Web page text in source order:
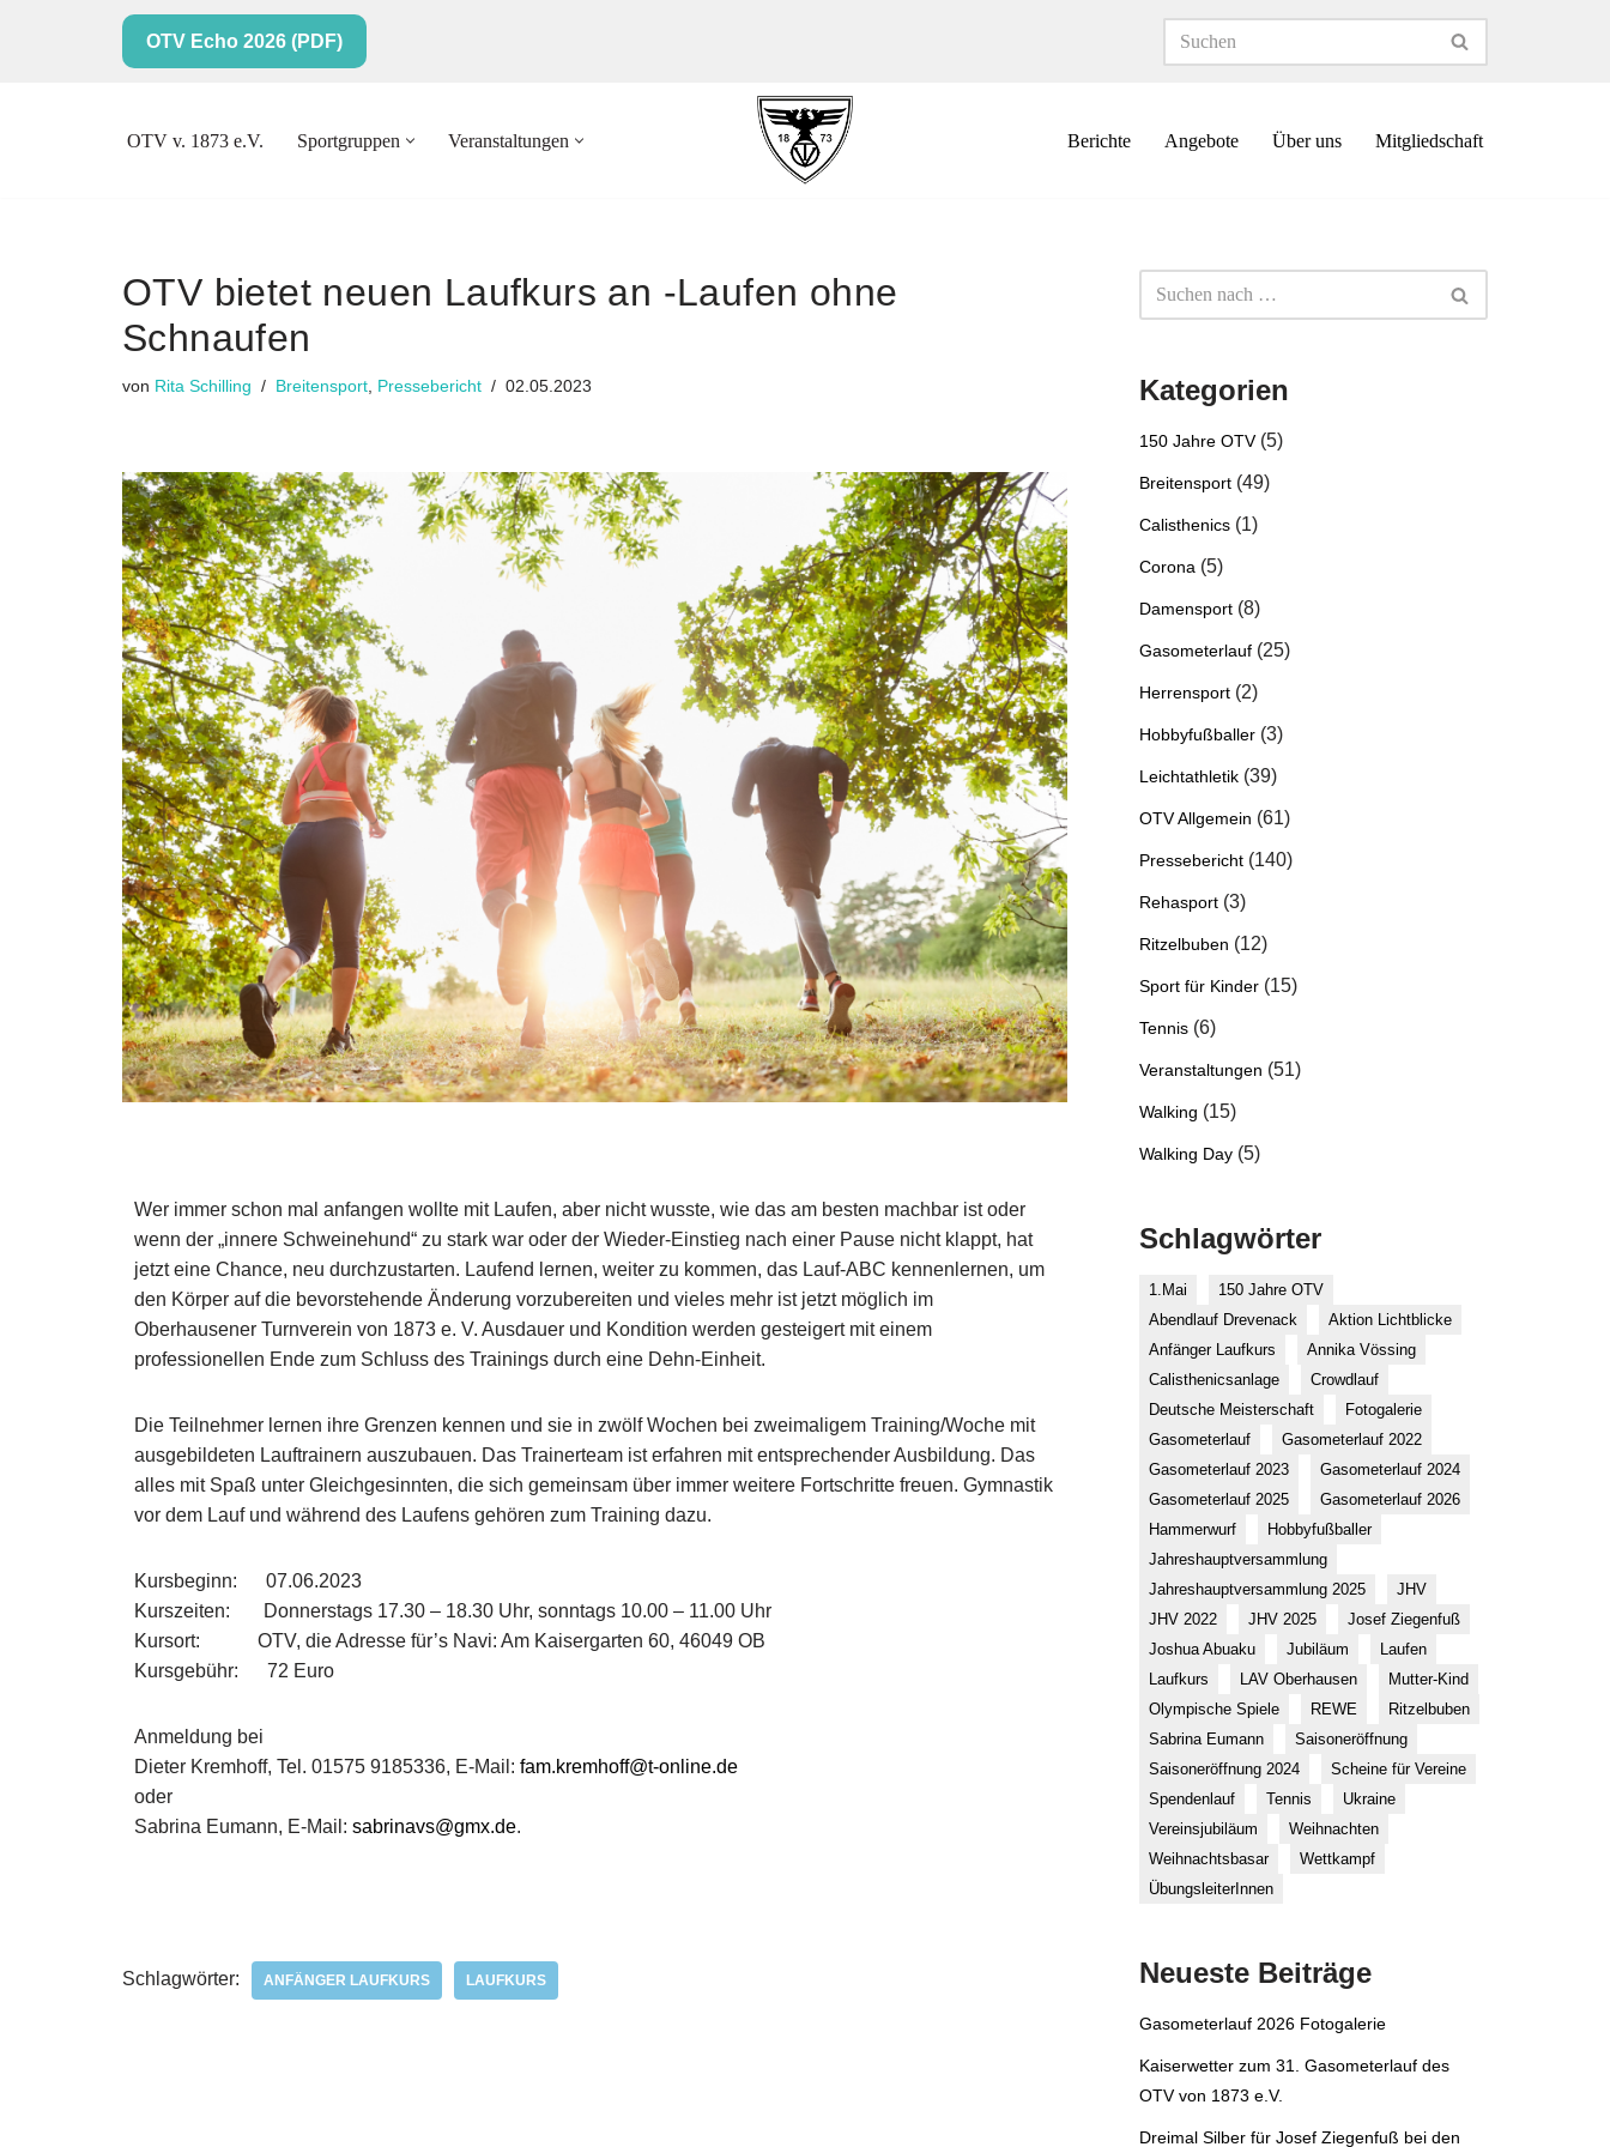
OTV Echo 2026 (PDF)
OTV v. 1873 e.V. Sportgruppen Veranstaltungen Berichte Angebote Über uns Mitgliedschaft
OTV bietet neuen Laufkurs an -Laufen ohne
Schnaufen
von Rita Schilling Breitensport Pressebericht 02.05.2023
Wer immer schon mal anfangen wollte mit Laufen, aber nicht wusste, wie das am besten machbar ist oder
wenn der „innere Schweinehund“ zu stark war oder der Wieder-Einstieg nach einer Pause nicht klappt, hat
jetzt eine Chance, neu durchzustarten. Laufend lernen, weiter zu kommen, das Lauf-ABC kennenlernen, um
den Körper auf die bevorstehende Änderung vorzubereiten und vieles mehr ist jetzt möglich im
Oberhausener Turnverein von 1873 e. V. Ausdauer und Kondition werden gesteigert mit einem
professionellen Ende zum Schluss des Trainings durch eine Dehn-Einheit.
Die Teilnehmer lernen ihre Grenzen kennen und sie in zwölf Wochen bei zweima­ligem Training/Woche mit
ausgebildeten Lauftrainern auszubauen. Das Trainerteam ist erfahren mit entsprechender Ausbildung. Das
alles mit Spaß unter Gleichgesinn­ten, die sich gemeinsam über immer weitere Fortschritte freuen. Gymnastik
vor dem Lauf und während des Laufens gehören zum Training dazu.
Kursbeginn: 07.06.2023
Kurszeiten: Donnerstags 17.30 – 18.30 Uhr, sonntags 10.00 – 11.00 Uhr
Kursort: OTV, die Adresse für’s Navi: Am Kaisergarten 60, 46049 OB
Kursgebühr: 72 Euro
Anmeldung bei
Dieter Kremhoff, Tel. 01575 9185336, E-Mail: fam.kremhoff@t-online.de
oder
Sabrina Eumann, E-Mail: sabrinavs@gmx.de.
Schlagwörter: ANFÄNGER LAUFKURS LAUFKURS
Kategorien
150 Jahre OTV(5)
Breitensport (49)
Calisthenics (1)
Corona (5)
Damensport (8)
Gasometerlauf (25)
Herrensport (2)
Hobbyfußballer (3)
Leichtathletik (39)
OTV Allgemein (61)
Pressebericht (140)
Rehasport (3)
Ritzelbuben (12)
Sport für Kinder (15)
Tennis (6)
Veranstaltungen (51)
Walking (15)
Walking Day (5)
Schlagwörter
1.Mai
150 Jahre OTV
Abendlauf Drevenack
Aktion Lichtblicke
Anfänger Laufkurs
Annika Vössing
Calisthenicsanlage
Crowdlauf
Deutsche Meisterschaft
Fotogalerie
Gasometerlauf
Gasometerlauf 2022
Gasometerlauf 2023
Gasometerlauf 2024
Gasometerlauf 2025
Gasometerlauf 2026
Hammerwurf
Hobbyfußballer
Jahreshauptversammlung
Jahreshauptversammlung 2025
JHV
JHV 2022
JHV 2025
Josef Ziegenfuß
Joshua Abuaku
Jubiläum
Laufen
Laufkurs
LAV Oberhausen
Mutter-Kind
Olympische Spiele
REWE
Ritzelbuben
Sabrina Eumann
Saisoneröffnung
Saisoneröffnung 2024
Scheine für Vereine
Spendenlauf
Tennis
Ukraine
Vereinsjubiläum
Weihnachten
Weihnachtsbasar
Wettkampf
ÜbungsleiterInnen
Neueste Beiträge
Gasometerlauf 2026 Fotogalerie
Kaiserwetter zum 31. Gasometerlauf des
OTV von 1873 e.V.
Dreimal Silber für Josef Ziegenfuß bei den